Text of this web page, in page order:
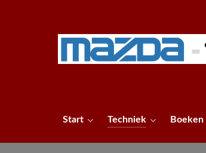
Start Techniek Boeken